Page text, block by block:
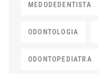
MEDODEDENTISTA
ODONTOLOGIA
ODONTOPEDIATRA